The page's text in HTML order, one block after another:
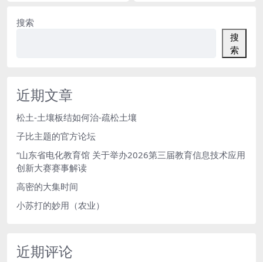
搜索
搜
索
近期文章
松土-土壤板结如何治-疏松土壤
子比主题的官方论坛
“山东省电化教育馆 关于举办2026第三届教育信息技术应用
创新大赛赛事解读
高密的大集时间
小苏打的妙用（农业）
近期评论